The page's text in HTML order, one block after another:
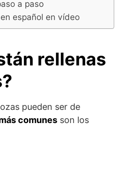
a paso
español en vídeo
rellenas
pueden ser de
comunes son los